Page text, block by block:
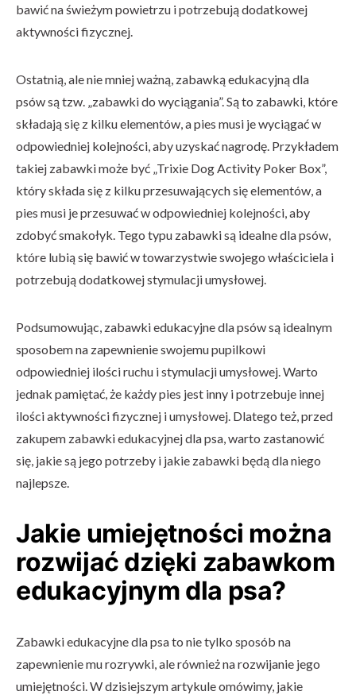
bawić na świeżym powietrzu i potrzebują dodatkowej
aktywności fizycznej.
Ostatnią, ale nie mniej ważną, zabawką edukacyjną dla
psów są tzw. „zabawki do wyciągania”. Są to zabawki, które
składają się z kilku elementów, a pies musi je wyciągać w
odpowiedniej kolejności, aby uzyskać nagrodę. Przykładem
takiej zabawki może być „Trixie Dog Activity Poker Box”,
który składa się z kilku przesuwających się elementów, a
pies musi je przesuwać w odpowiedniej kolejności, aby
zdobyć smakołyk. Tego typu zabawki są idealne dla psów,
które lubią się bawić w towarzystwie swojego właściciela i
potrzebują dodatkowej stymulacji umysłowej.
Podsumowując, zabawki edukacyjne dla psów są idealnym
sposobem na zapewnienie swojemu pupilkowi
odpowiedniej ilości ruchu i stymulacji umysłowej. Warto
jednak pamiętać, że każdy pies jest inny i potrzebuje innej
ilości aktywności fizycznej i umysłowej. Dlatego też, przed
zakupem zabawki edukacyjnej dla psa, warto zastanowić
się, jakie są jego potrzeby i jakie zabawki będą dla niego
najlepsze.
Jakie umiejętności można
rozwijać dzięki zabawkom
edukacyjnym dla psa?
Zabawki edukacyjne dla psa to nie tylko sposób na
zapewnienie mu rozrywki, ale również na rozwijanie jego
umiejętności. W dzisiejszym artykule omówimy, jakie